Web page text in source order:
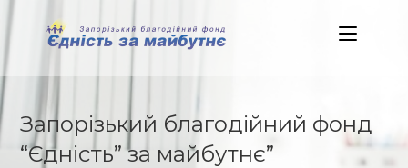
Запорізький благодійний фонд
“Єдність” за майбутнє”